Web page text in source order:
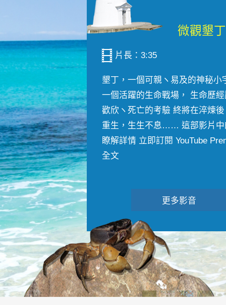
片長：3:35
墾丁，一個可親ヽ易及的神秘小
一個活躍的生命戰場， 生命歷
歡欣ヽ死亡的考驗 終將在淬煉
重生，生生不息…… 這部影片中
瞭解詳情 立即訂閱 YouTube
全文
更多影音